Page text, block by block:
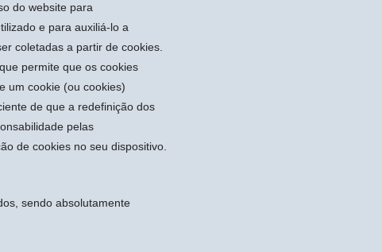
do website para
e para auxiliá-lo a
coletadas a partir de cookies.
permite que os cookies
um cookie (ou cookies)
de que a redefinição dos
pelas
de cookies no seu dispositivo.
sendo absolutamente